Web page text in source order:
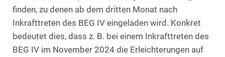
finden, zu denen ab dem dritten Monat nach
Inkrafttreten des BEG IV eingeladen wird. Konkret
bedeutet dies, dass z. B. bei einem Inkrafttreten des
BEG IV im November 2024 die Erleichterungen auf